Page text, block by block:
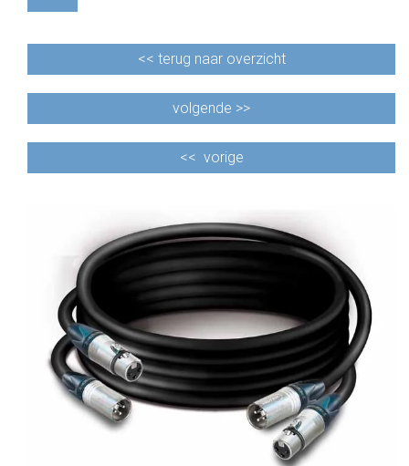
<< terug naar overzicht
volgende >>
<< vorige